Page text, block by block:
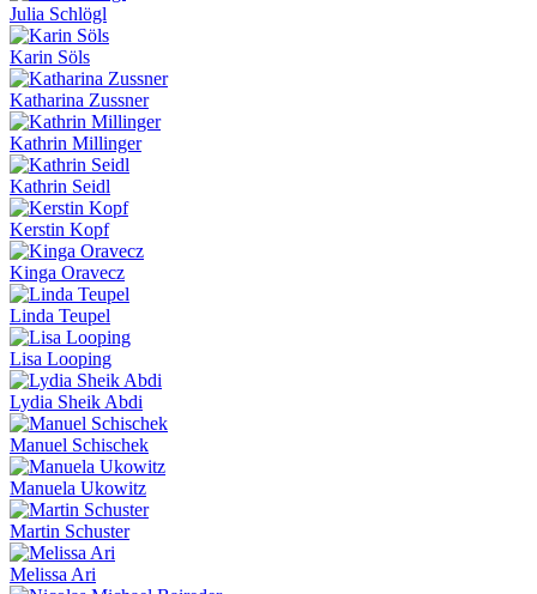
Julia Schlögl
Karin Söls
Katharina Zussner
Kathrin Millinger
Kathrin Seidl
Kerstin Kopf
Kinga Oravecz
Linda Teupel
Lisa Looping
Lydia Sheik Abdi
Manuel Schischek
Manuela Ukowitz
Martin Schuster
Melissa Ari